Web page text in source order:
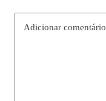
Adicionar comentário